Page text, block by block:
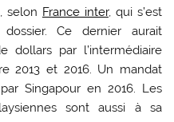
selon France inter, qui s’est
Ce dernier aurait
dollars par l’intermédiaire
2013 et 2016. Un mandat
Singapour en 2016. Les
sont aussi à sa